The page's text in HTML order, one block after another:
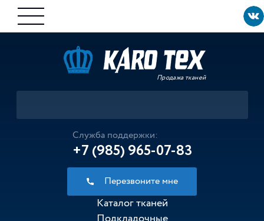
Продажа тканей
Служба поддержки:
+7 (985) 965-07-83
Перезвоните мне
Каталог тканей